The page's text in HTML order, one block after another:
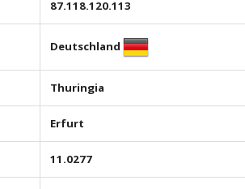
87.118.120.113
Deutschland
Thuringia
Erfurt
11.0277